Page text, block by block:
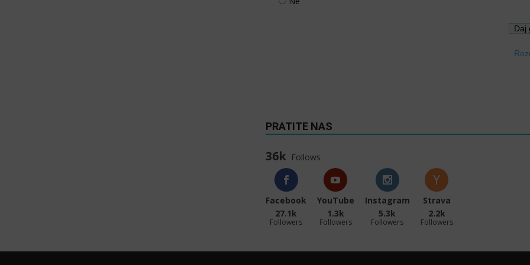
PRATITE NAS
36k Follows
Facebook
27.1k
Followers
YouTube
1.3k
Followers
Instagram
5.3k
Followers
Strava
2.2k
Followers